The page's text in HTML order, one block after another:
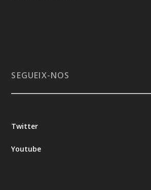
SEGUEIX-NOS
Twitter
Youtube